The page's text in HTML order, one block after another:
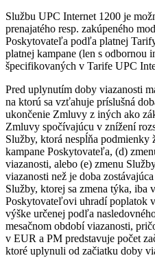
Službu UPC Internet 1200 je
prenajatého resp. zakúpeného
Poskytovateľa podľa platnej
platnej kampane (len s odbornou
špecifikovaných v Tarife UPC
Pred uplynutím doby viazanosti
na ktorú sa vzťahuje príslušná
ukončenie Zmluvy z iných ako
Zmluvy spočívajúcu v znížení
Služby, ktorá nespĺňa podmienky
kampane Poskytovateľa, (d)
viazanosti, alebo (e) zmenu
viazanosti než je doba
Služby, ktorej sa zmena týka, iba
Poskytovateľovi uhradí poplatok
výške určenej podľa
mesačnom období viazanosti,
v EUR a PM predstavuje počet
ktoré uplynuli od začiatku doby